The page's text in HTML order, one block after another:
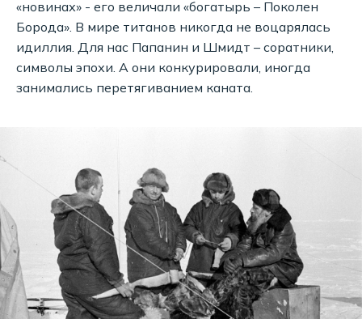
«новинах» - его величали «богатырь – Поколен
Борода». В мире титанов никогда не воцарялась
идиллия. Для нас Папанин и Шмидт – соратники,
символы эпохи. А они конкурировали, иногда
занимались перетягиванием каната.